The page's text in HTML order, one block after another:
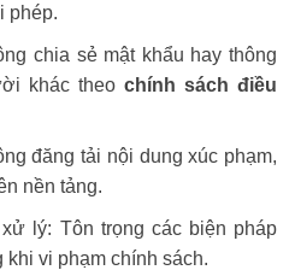
phép.
chia sẻ mật khẩu hay thông
khác theo chính sách điều
đăng tải nội dung xúc phạm,
nền tảng.
lý: Tôn trọng các biện pháp
khi vi phạm chính sách.